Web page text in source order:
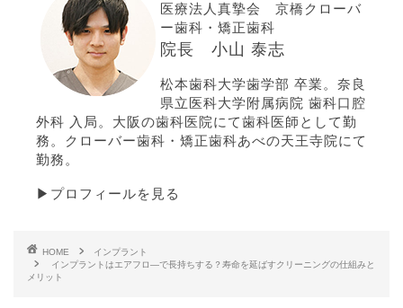
医療法人真摯会 京橋クローバ
ー歯科・矯正歯科
院長 小山 泰志
松本歯科大学歯学部 卒業。奈良
県立医科大学附属病院 歯科口腔
外科 入局。大阪の歯科医院にて歯科医師として勤
務。クローバー歯科・矯正歯科あべの天王寺院にて
勤務。
▶プロフィールを見る
HOME
インプラント
インプラントはエアフロ―で長持ちする？寿命を延ばすクリーニングの仕組みと
メリット